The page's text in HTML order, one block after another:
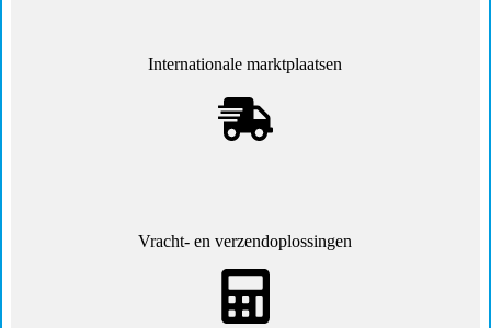
Internationale marktplaatsen
Vracht- en verzendoplossingen